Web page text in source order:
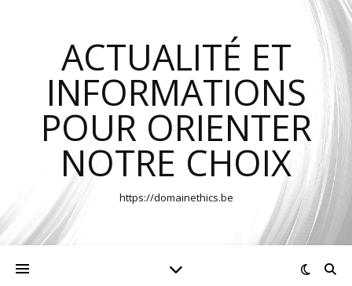
ACTUALITÉ ET
INFORMATIONS
POUR ORIENTER
NOTRE CHOIX
https://domainethics.be